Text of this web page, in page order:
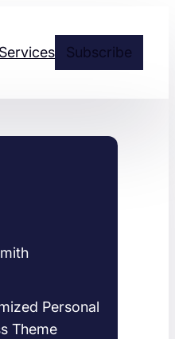
Services Subscribe
Personal
Theme